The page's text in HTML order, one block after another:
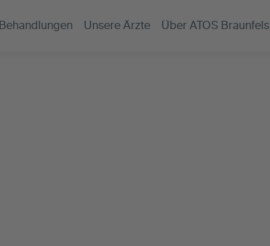
Behandlungen Unsere Ärzte Über ATOS Braunfels